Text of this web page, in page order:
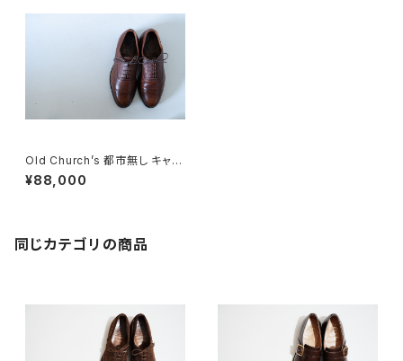
Old Church’s 都市無し キャッ
プトウ 85G
¥88,000
同じカテゴリの商品